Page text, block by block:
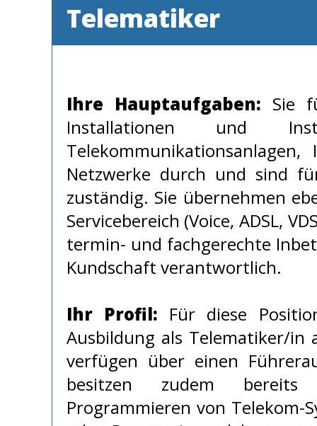
Telematiker
Ihre Hauptaufgaben: Sie
Installationen und
Telekommunikationsanlagen,
Netzwerke durch und sind
zuständig. Sie übernehmen
Servicebereich (Voice, ADSL,
termin- und fachgerechte
Kundschaft verantwortlich.
Ihr Profil: Für diese
Ausbildung als Telematiker/in
verfügen über einen
besitzen zudem bereits
Programmieren von Telekom-